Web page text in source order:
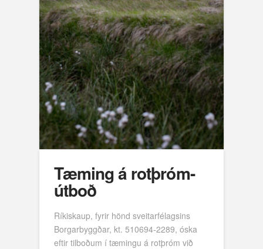
Tæming á rotþróm-
útboð
Ríkiskaup, fyrir hönd sveitarfélagsins
Borgarbyggðar, kt. 510694-2289, óska
eftir tilboðum í tæmingu á rotþróm við